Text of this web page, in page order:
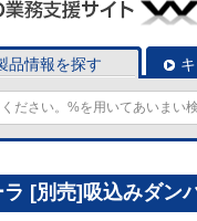
品情報を探す
[別売]吸込みダン